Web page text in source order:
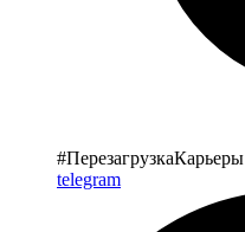
#ПерезагрузкаКарьеры
telegram